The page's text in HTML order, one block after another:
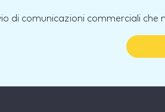
di comunicazioni commerciali